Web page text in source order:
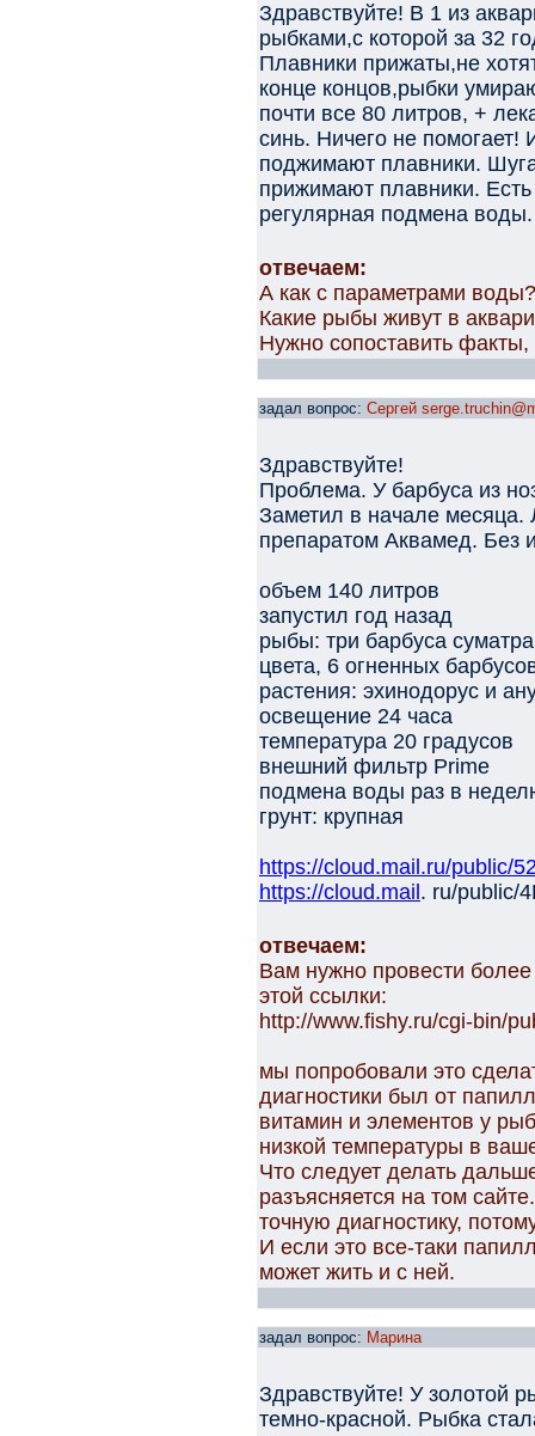
Здравствуйте! В 1 из
рыбками,с которой за 32
Плавники прижаты,не
конце концов,рыбки
почти все 80 литров, +
синь. Ничего не помогает!
поджимают плавники.
прижимают плавники.
регулярная подмена воды.
отвечаем:
А как с параметрами
Какие рыбы живут в
Нужно сопоставить
задал вопрос: Сергей
Здравствуйте!
Проблема. У барбуса из
Заметил в начале
препаратом Аквамед. Без
объем 140 литров
запустил год назад
рыбы: три барбуса
цвета, 6 огненных
растения: эхинодорус и
освещение 24 часа
температура 20 градусов
внешний фильтр Prime
подмена воды раз в
грунт: крупная
https://cloud.mail.ru/public/
https://cloud.mail . ru/public/
отвечаем:
Вам нужно провести
этой ссылки:
http://www.fishy.ru/cgi-bin/
мы попробовали это
диагностики был от
витамин и элементов у
низкой температуры в
Что следует делать
разъясняется на том
точную диагностику,
И если это все-таки
может жить и с ней.
задал вопрос: Марина
Здравствуйте! У золотой
темно-красной. Рыбка